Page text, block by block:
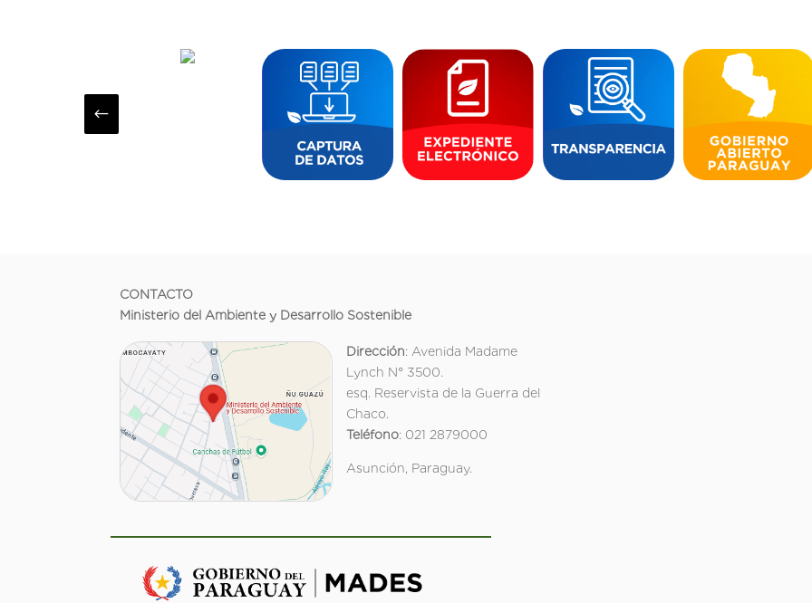
#
CONTACTO
Ministerio del Ambiente y Desarrollo Sostenible
Dirección: Avenida Madame
Lynch N° 3500.
esq. Reservista de la Guerra del
Chaco.
Teléfono: 021 2879000
Asunción, Paraguay.